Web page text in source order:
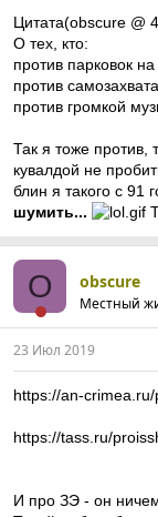
Цитата(obscure @
О тех, кто:
против парковок на
против
против громкой
Так я тоже против,
кувалдой не
блин я такого с 91
шумить...
O obscure
Местный
23 Июл 2019
https://an-
https://tass.ru/
И про ЗЭ - он ничем